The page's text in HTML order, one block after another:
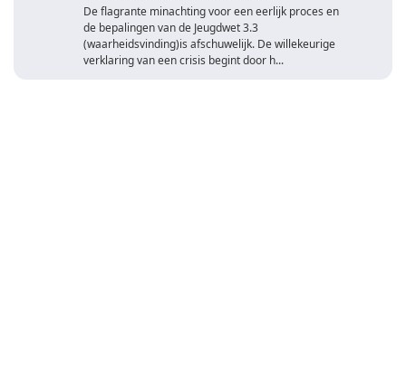
De flagrante minachting voor een eerlijk proces en
de bepalingen van de Jeugdwet 3.3
(waarheidsvinding)is afschuwelijk. De willekeurige
verklaring van een crisis begint door h...